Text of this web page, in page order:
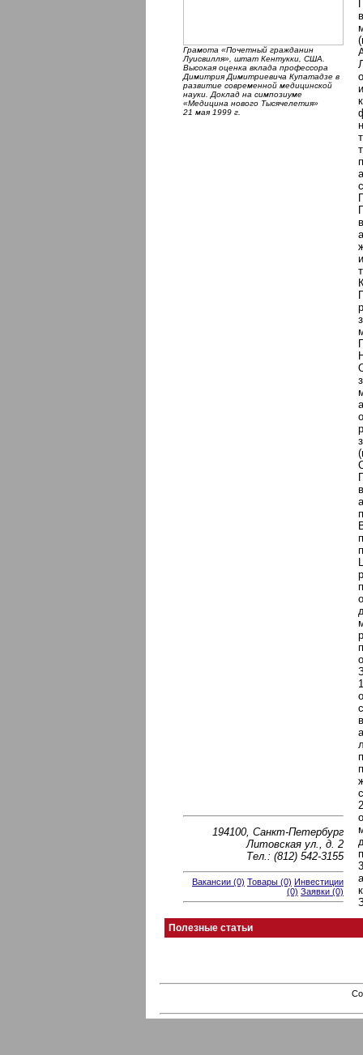
Грамота «Почетный гражданин
Луисвилля», штат Кентукки, США.
Высокая оценка вклада профессора
Димитрия Димитриевича Купатадзе в
развитие современной медицинской
науки. Доклад на симпозиуме
«Медицина нового Тысячелетия»
21 мая 1999 г.
194100, Санкт-Петербург
Литовская ул., д. 2
Тел.: (812) 542-3155
Вакансии (0) Товары (0) Инвестиции
(0) Заявки (0)
Полезные статьи